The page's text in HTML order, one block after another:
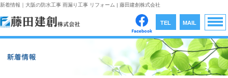
新着情報｜大阪の防水工事 雨漏り工事 リフォーム | 藤田建創株式会社
MENU
TEL MAIL